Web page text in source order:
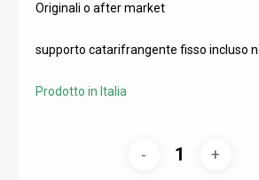
Originali o after market
supporto catarifrangente fisso incluso
Prodotto in Italia